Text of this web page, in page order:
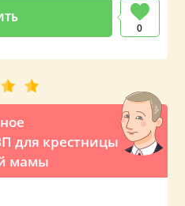
0
для крестницы
мамы